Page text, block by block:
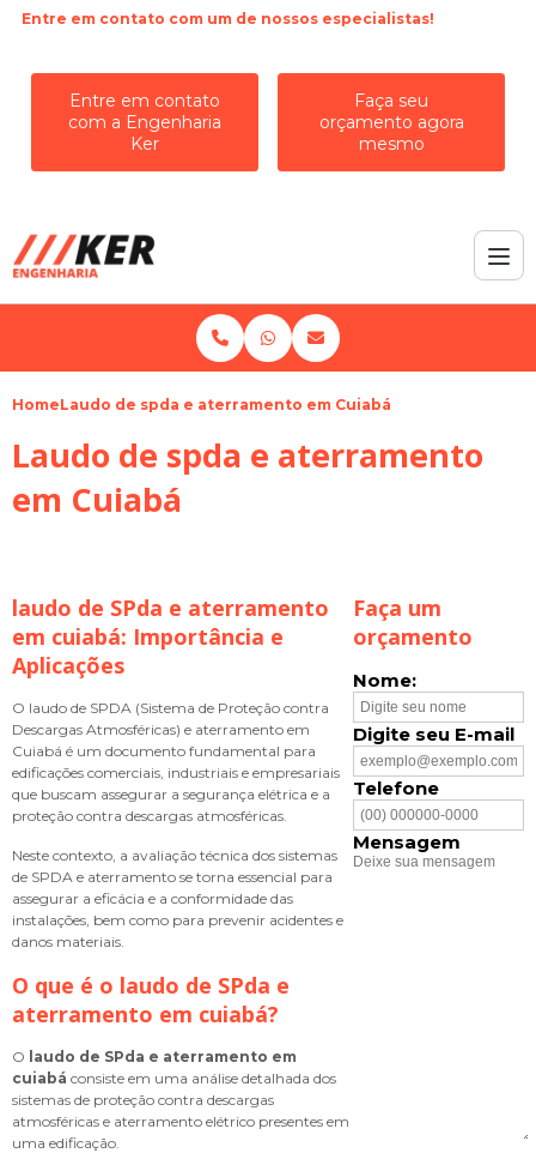
Entre em contato com um de nossos especialistas!
Entre em contato
com a Engenharia
Ker
Faça seu
orçamento agora
mesmo
HomeLaudo de spda e aterramento em Cuiabá
Laudo de spda e aterramento
em Cuiabá
laudo de SPda e aterramento
em cuiabá: Importância e
Aplicações
O laudo de SPDA (Sistema de Proteção contra
Descargas Atmosféricas) e aterramento em
Cuiabá é um documento fundamental para
edificações comerciais, industriais e empresariais
que buscam assegurar a segurança elétrica e a
proteção contra descargas atmosféricas.
Neste contexto, a avaliação técnica dos sistemas
de SPDA e aterramento se torna essencial para
assegurar a eficácia e a conformidade das
instalações, bem como para prevenir acidentes e
danos materiais.
O que é o laudo de SPda e
aterramento em cuiabá?
O laudo de SPda e aterramento em
cuiabá consiste em uma análise detalhada dos
sistemas de proteção contra descargas
atmosféricas e aterramento elétrico presentes em
uma edificação.
Faça um
orçamento
Nome:
Digite seu E-mail
Telefone
Mensagem